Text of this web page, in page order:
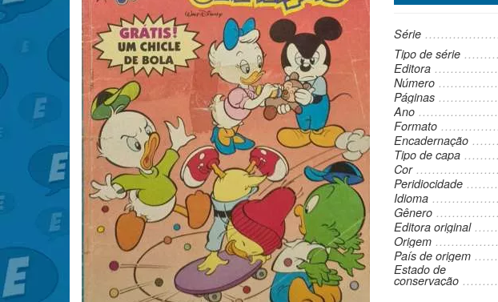
Série
Tipo de série
Editora
Número
Páginas
Ano
Formato
Encadernação
Tipo de capa
Cor
Peridiocidade
Idioma
Gênero
Editora original
Origem
País de origem
Estado de
conservação